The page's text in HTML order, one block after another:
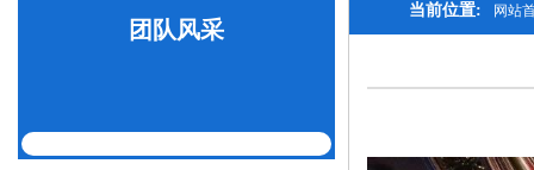
团队风采
当前位置: 网站